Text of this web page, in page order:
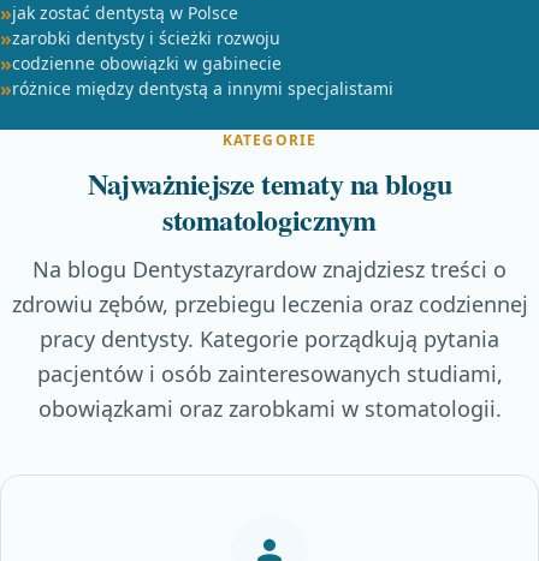
jak zostać dentystą w Polsce
zarobki dentysty i ścieżki rozwoju
codzienne obowiązki w gabinecie
różnice między dentystą a innymi specjalistami
KATEGORIE
Najważniejsze tematy na blogu
stomatologicznym
Na blogu Dentystazyrardow znajdziesz treści o
zdrowiu zębów, przebiegu leczenia oraz codziennej
pracy dentysty. Kategorie porządkują pytania
pacjentów i osób zainteresowanych studiami,
obowiązkami oraz zarobkami w stomatologii.